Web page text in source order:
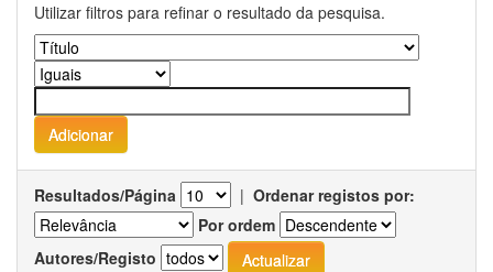
Utilizar filtros para refinar o resultado da pesquisa.
Resultados/Página | Ordenar registos por:
Por ordem
Autores/Registo